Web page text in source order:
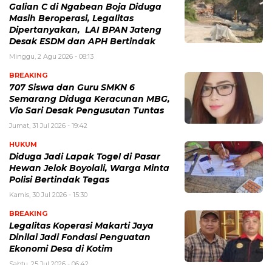
Galian C di Ngabean Boja Diduga
Masih Beroperasi, Legalitas
Dipertanyakan, LAI BPAN Jateng
Desak ESDM dan APH Bertindak
Minggu, 2 Agu 2026 - 08:13
BREAKING
707 Siswa dan Guru SMKN 6
Semarang Diduga Keracunan MBG,
Vio Sari Desak Pengusutan Tuntas
Jumat, 31 Jul 2026 - 19:42
HUKUM
Diduga Jadi Lapak Togel di Pasar
Hewan Jelok Boyolali, Warga Minta
Polisi Bertindak Tegas
Kamis, 30 Jul 2026 - 15:30
BREAKING
Legalitas Koperasi Makarti Jaya
Dinilai Jadi Fondasi Penguatan
Ekonomi Desa di Kotim